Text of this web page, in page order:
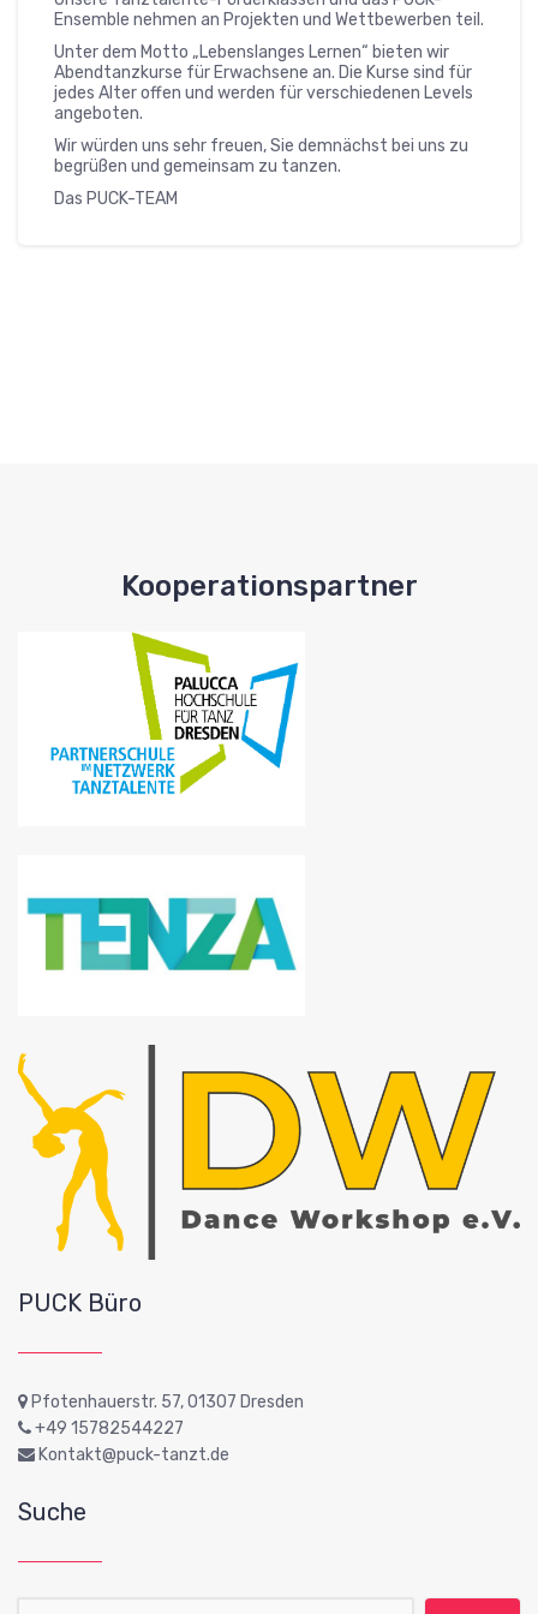
Ensemble nehmen an Projekten und Wettbewerben teil.
Unter dem Motto „Lebenslanges Lernen“ bieten wir
Abendtanzkurse für Erwachsene an. Die Kurse sind für
jedes Alter offen und werden für verschiedenen Levels
angeboten.
Wir würden uns sehr freuen, Sie demnächst bei uns zu
begrüßen und gemeinsam zu tanzen.
Das PUCK-TEAM
Kooperationspartner
PUCK Büro
Pfotenhauerstr. 57, 01307 Dresden
+49 15782544227
Kontakt@puck-tanzt.de
Suche